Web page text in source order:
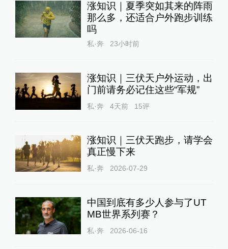
涨知识｜夏季突如其来的阵雨
那么多，还适合户外跑步训练
吗
私·奔 23小时前
涨知识｜三伏天户外运动，出
门前请务必记住这些“军规”
私·奔 4天前 15评
涨知识｜三伏天跑步，请学会
真正慢下来
私·奔 2026-07-29
中国到底有多少人参与了UT
MB世界系列赛？
私·奔 2026-06-16